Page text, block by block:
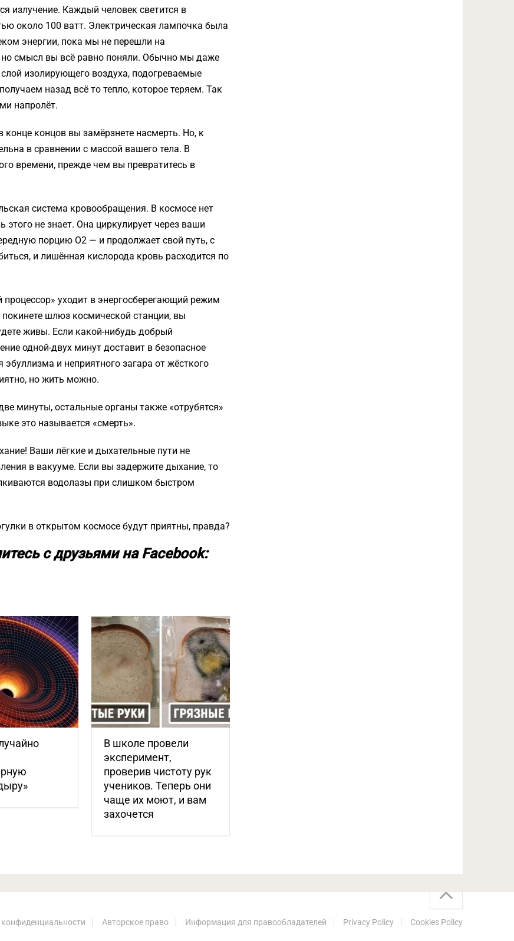
излучение. Каждый человек светится в
около 100 ватт. Электрическая лампочка была
энергии, пока мы не перешли на
смысл вы всё равно поняли. Обычно мы даже
изолирующего воздуха, подогреваемые
назад всё то тепло, которое теряем. Так
напролёт.
концов вы замёрзнете насмерть. Но, к
в сравнении с массой вашего тела. В
времени, прежде чем вы превратитесь в
система кровообращения. В космосе нет
этого не знает. Она циркулирует через ваши
порцию O2 — и продолжает свой путь, с
и лишённая кислорода кровь расходится по
уходит в энергосберегающий режим
покинете шлюз космической станции, вы
живы. Если какой-нибудь добрый
одной-двух минут доставит в безопасное
и неприятного загара от жёсткого
но жить можно.
минуты, остальные органы также «отрубятся»
это называется «смерть».
Ваши лёгкие и дыхательные пути не
в вакууме. Если вы задержите дыхание, то
водолазы при слишком быстром
в открытом космосе будут приятны, правда?
с друзьями на Facebook:
В школе провели
эксперимент,
проверив чистоту рук
учеников. Теперь они
чаще их моют, и вам
захочется
Авторское право Информация для правообладателей Privacy Policy Cookies Policy